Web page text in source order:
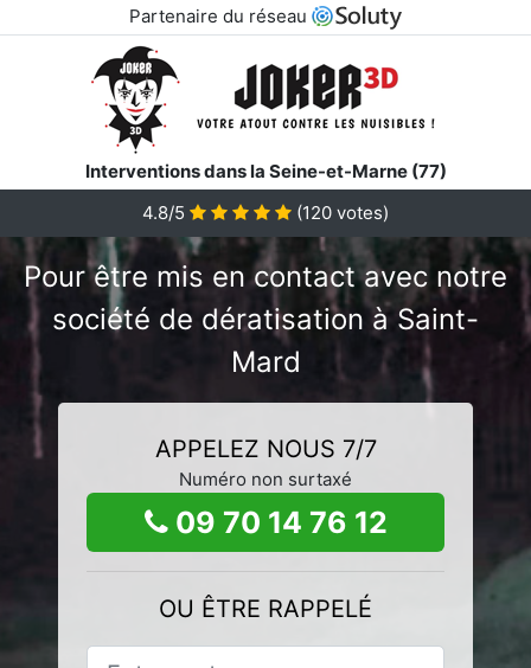
Partenaire du réseau
Interventions dans la Seine-et-Marne (77)
4.8/5
(120 votes)
Pour être mis en contact avec notre
société de dératisation à Saint-
Mard
APPELEZ NOUS 7/7
Numéro non surtaxé
09 70 14 76 12
OU ÊTRE RAPPELÉ